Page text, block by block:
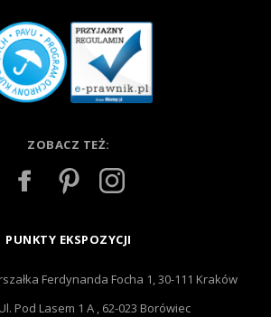
ZOBACZ TEŻ:
PUNKTY EKSPOZYCJI
Ferdynanda Focha 1, 30-111 Kraków
Ul. Pod Lasem 1 A , 62-023 Borówiec